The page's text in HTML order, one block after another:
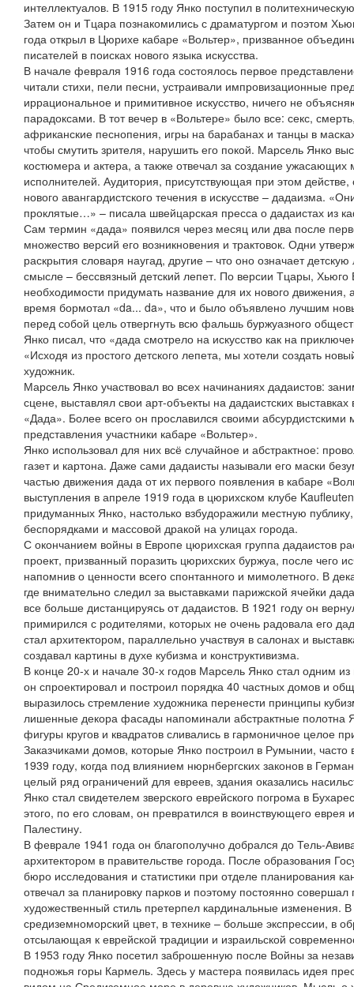
интеллектуалов. В 1915 году Янко поступил в
Затем он и Тцара познакомились с драматургом и поэтом
года открыл в Цюрихе кабаре «Вольтер», призванное
писателей в поисках нового языка искусства.
В начале февраля 1916 года состоялось первое
читали стихи, пели песни, устраивали импровизационные
иррациональное и примитивное искусство, ничего не
парадоксами. В тот вечер в «Вольтере» было все: секс,
африканские песнопения, игры на барабанах и танцы в
чтобы смутить зрителя, нарушить его покой. Марсель Янко
костюмера и актера, а также отвечал за создание ужасающих
исполнителей. Аудитория, присутствующая при этом
нового авангардистского течения в искусстве – дадаизма.
проклятые…» – писала швейцарская пресса о дадаистах из
Сам термин «дада» появился через месяц или два после
множество версий его возникновения и трактовок. Одни
раскрытия словаря наугад, другие – что оно означает
смысле – бессвязный детский лепет. По версии Тцары, Хьюго
необходимости придумать название для их нового движения,
время бормотал «da... da», что и было объявлено лучшим
перед собой цель отвергнуть всю фальшь буржуазного
Янко писал, что «дада смотрело на искусство как на
«Исходя из простого детского лепета, мы хотели создать
художник.
Марсель Янко участвовал во всех начинаниях дадаистов:
сцене, выставлял свои арт-объекты на дадаистских
«Дада». Более всего он прославился своими абсурдистскими
представления участники кабаре «Вольтер».
Янко использовал для них всё случайное и абстрактное:
газет и картона. Даже сами дадаисты называли его маски
частью движения дада от их первого появления в кабаре
выступления в апреле 1919 года в цюрихском клубе
придуманных Янко, настолько взбудоражили местную
беспорядками и массовой дракой на улицах города.
С окончанием войны в Европе цюрихская группа дадаистов
проект, призванный поразить цюрихских буржуа, после чего
напомнив о ценности всего спонтанного и мимолетного. В
где внимательно следил за выставками парижской ячейки
все больше дистанцируясь от дадаистов. В 1921 году он
примирился с родителями, которых не очень радовала его
стал архитектором, параллельно участвуя в салонах и
создавал картины в духе кубизма и конструктивизма.
В конце 20-х и начале 30-х годов Марсель Янко стал одним из
он спроектировал и построил порядка 40 частных домов и
выразилось стремление художника перенести принципы
лишенные декора фасады напоминали абстрактные полотна
фигуры кругов и квадратов сливались в гармоничное целое
Заказчиками домов, которые Янко построил в Румынии, часто
1939 году, когда под влиянием нюрнбергских законов в
целый ряд ограничений для евреев, здания оказались
Янко стал свидетелем зверского еврейского погрома в
этого, по его словам, он превратился в воинствующего
Палестину.
В феврале 1941 года он благополучно добрался до Тель-
архитектором в правительстве города. После образования
бюро исследования и статистики при отделе планирования
отвечал за планировку парков и поэтому постоянно совершал
художественный стиль претерпел кардинальные изменения.
средиземноморский цвет, в технике – больше экспрессии, в
отсылающая к еврейской традиции и израильской
В 1953 году Янко посетил заброшенную после Войны за
подножья горы Кармель. Здесь у мастера появилась идея